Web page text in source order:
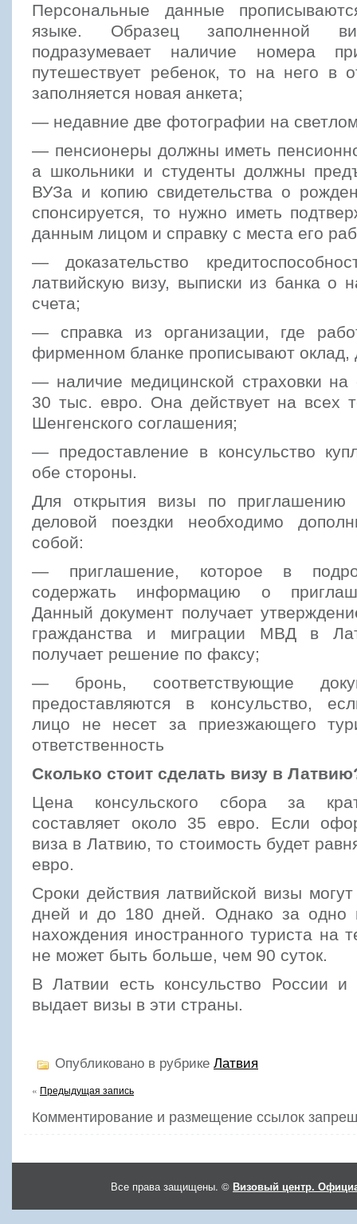
Персональные данные
языке. Образец заполненной
подразумевает наличие номера
путешествует ребенок, то на него в
заполняется новая анкета;
— недавние две фотографии на
— пенсионеры должны иметь
а школьники и студенты должны
ВУЗа и копию свидетельства о
спонсируется, то нужно иметь
данным лицом и справку с места его
— доказательство
латвийскую визу, выписки из банка о
счета;
— справка из организации, где
фирменном бланке прописывают оклад,
— наличие медицинской страховки
30 тыс. евро. Она действует на всех
Шенгенского соглашения;
— предоставление в консульство
обе стороны.
Для открытия визы по приглашению
деловой поездки необходимо
собой:
— приглашение, которое в
содержать информацию о
Данный документ получает
гражданства и миграции МВД в
получает решение по факсу;
— бронь, соответствующие
предоставляются в консульство,
лицо не несет за приезжающего
ответственность
Сколько стоит сделать визу в
Цена консульского сбора за
составляет около 35 евро. Если
виза в Латвию, то стоимость будет
евро.
Сроки действия латвийской визы
дней и до 180 дней. Однако за одно
нахождения иностранного туриста на
не может быть больше, чем 90 суток.
В Латвии есть консульство России и
выдает визы в эти страны.
Опубликовано в рубрике Латвия
« Предыдущая запись
Комментирование и размещение ссылок
Все права защищены. © Визовый центр.